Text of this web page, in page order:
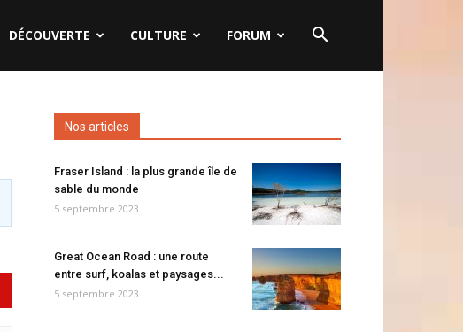
DÉCOUVERTE CULTURE FORUM
Nos articles
Fraser Island : la plus grande île de
sable du monde
5 septembre 2023
Great Ocean Road : une route
entre surf, koalas et paysages...
5 septembre 2023